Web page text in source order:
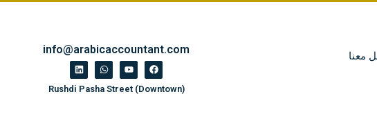
معنا
info@arabicaccountant.com
Rushdi Pasha Street (Downtown)